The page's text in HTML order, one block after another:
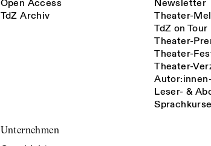
Open Access
TdZ Archiv
Newsletter
Theater-
TdZ on Tour
Theater-
Theater-
Theater-
Leser- &
Sprachkurse
Unternehmen